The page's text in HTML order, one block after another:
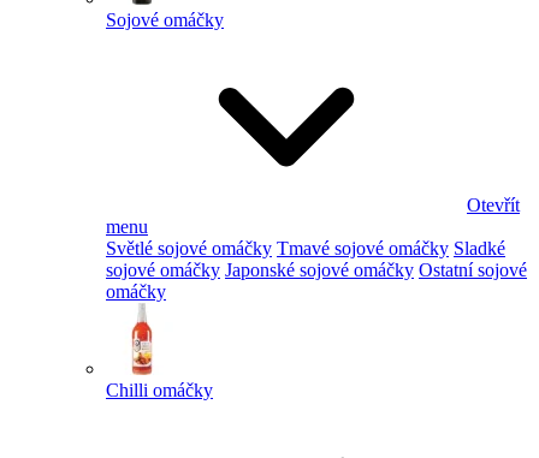
Sojové omáčky
Otevřít
menu
Světlé sojové omáčky Tmavé sojové omáčky Sladké
sojové omáčky Japonské sojové omáčky Ostatní sojové
omáčky
Chilli omáčky